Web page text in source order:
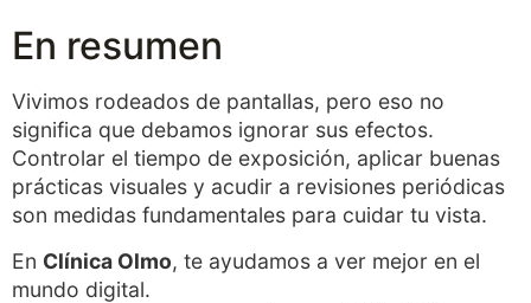
En resumen
Vivimos rodeados de pantallas, pero eso no
significa que debamos ignorar sus efectos.
Controlar el tiempo de exposición, aplicar buenas
prácticas visuales y acudir a revisiones periódicas
son medidas fundamentales para cuidar tu vista.
En Clínica Olmo, te ayudamos a ver mejor en el
mundo digital.